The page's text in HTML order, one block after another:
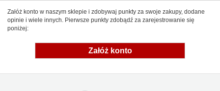
Załóż konto w naszym sklepie i zdobywaj punkty za swoje zakupy, dodane
opinie i wiele innych. Pierwsze punkty zdobądź za zarejestrowanie się
poniżej:
Załóż konto